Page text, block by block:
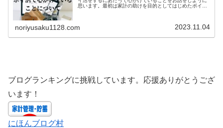
思います。最初は家計の助けを目的としてはじめたポイ活
noriyusaku1128.com 2023.11.04
ブログランキングに挑戦しています。応援ありがとうござ
います！
にほんブログ村